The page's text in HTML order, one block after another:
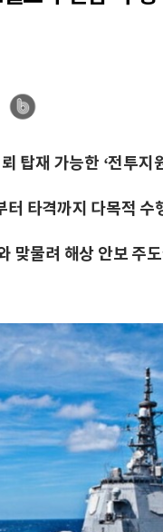
탑재 가능한 ‘전투지
터 타격까지 다목적
맞물려 해상 안보 주